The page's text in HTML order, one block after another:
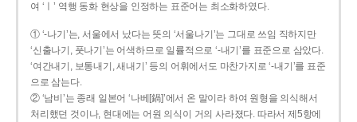
여 ‘ㅣ’ 역행 동화 현상을 인정하는 표준어는 최소화하였다.
① ‘-나기’는, 서울에서 났다는 뜻의 ‘서울나기’는 그대로 쓰임 직하지만
‘신출나기, 풋나기’는 어색하므로 일률적으로 ‘-내기’를 표준으로 삼았다.
‘여간내기, 보통내기, 새내기’ 등의 어휘에서도 마찬가지로 ‘-내기’를 표준
으로 삼는다.
② ‘남비’는 종래 일본어 ‘나베[鍋]’에서 온 말이라 하여 원형을 의식해서
처리했던 것이나, 현대에는 어원 의식이 거의 사라졌다. 따라서 제5항에